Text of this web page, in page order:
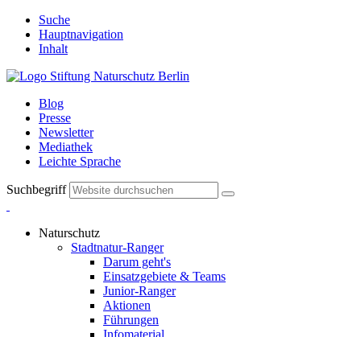
Suche
Hauptnavigation
Inhalt
Blog
Presse
Newsletter
Mediathek
Leichte Sprache
Suchbegriff
Naturschutz
Stadtnatur-Ranger
Darum geht's
Einsatzgebiete & Teams
Junior-Ranger
Aktionen
Führungen
Infomaterial